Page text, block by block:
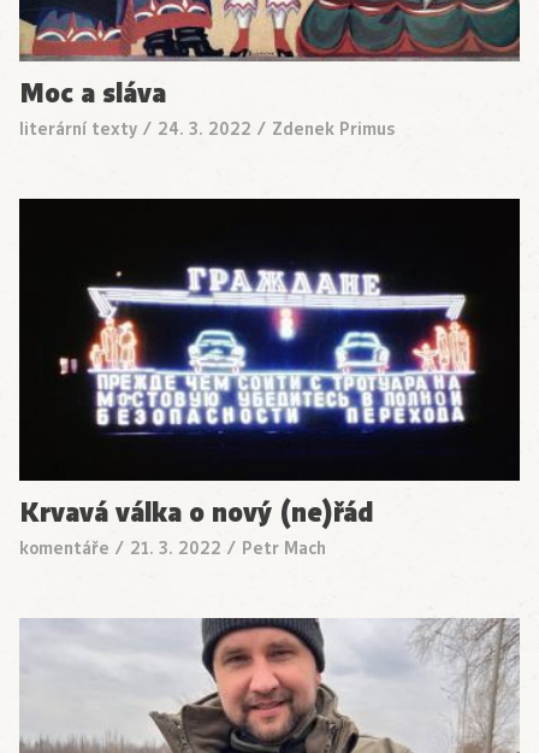
Moc a sláva
literární texty / 24. 3. 2022 / Zdenek Primus
Krvavá válka o nový (ne)řád
komentáře / 21. 3. 2022 / Petr Mach